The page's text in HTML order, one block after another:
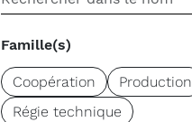
Famille(s)
Coopération
Production
Régie technique